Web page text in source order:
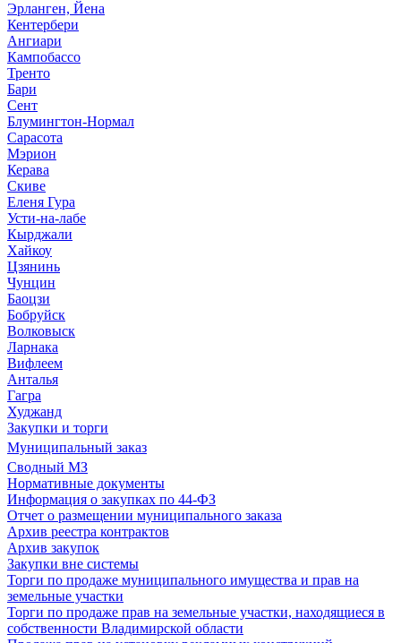
Эрланген, Йена
Кентербери
Ангиари
Кампобассо
Тренто
Бари
Сент
Блумингтон-Нормал
Сарасота
Мэрион
Керава
Скиве
Еленя Гура
Усти-на-лабе
Кырджали
Хайкоу
Цзянинь
Чунцин
Баоцзи
Бобруйск
Волковыск
Ларнака
Вифлеем
Анталья
Гагра
Худжанд
Закупки и торги
Муниципальный заказ
Сводный МЗ
Нормативные документы
Информация о закупках по 44-ФЗ
Отчет о размещении муниципального заказа
Архив реестра контрактов
Архив закупок
Закупки вне системы
Торги по продаже муниципального имущества и прав на
земельные участки
Торги по продаже прав на земельные участки, находящиеся в
собственности Владимирской области